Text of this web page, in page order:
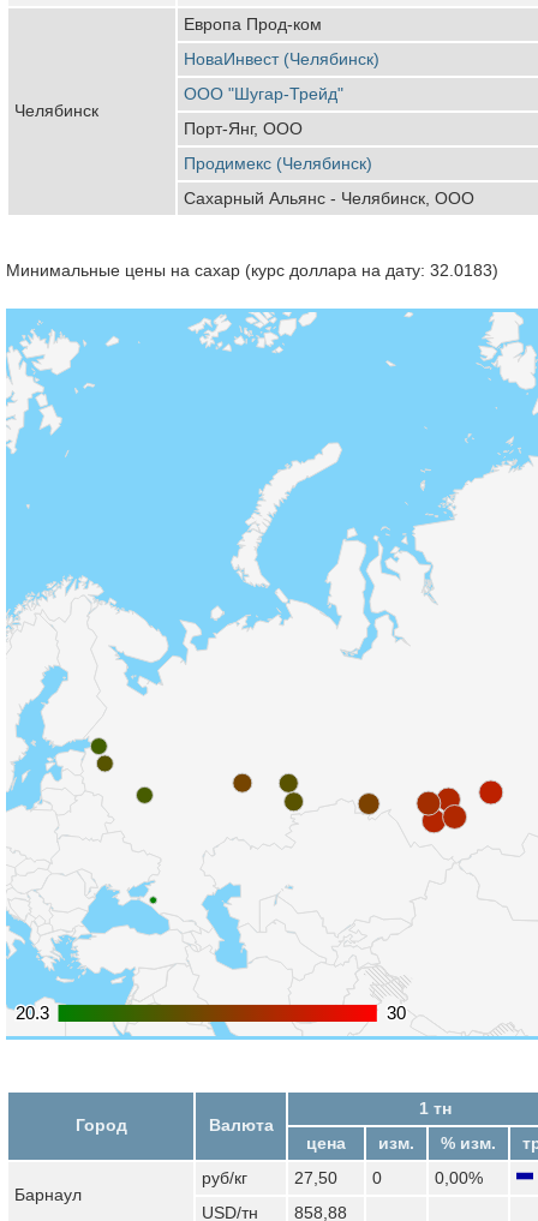
Челябинск
Европа Прод-ком
НоваИнвест (Челябинск)
ООО "Шугар-Трейд"
Порт-Янг, ООО
Продимекс (Челябинск)
Сахарный Альянс - Челябинск, ООО
Минимальные цены на сахар (курс доллара на дату: 32.0183)
20.3
20.3 30
30
Город Валюта
1 тн
цена
изм. % изм.
Барнаул
руб/кг 27,50 0
0,00%
USD/тн
858,88